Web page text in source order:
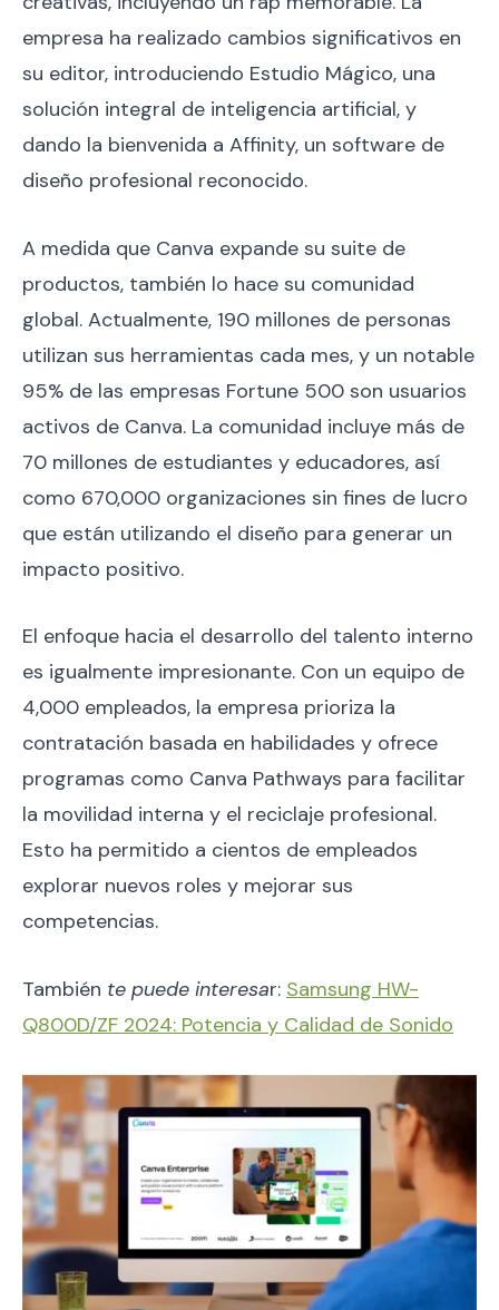
empresa ha realizado cambios significativos en
su editor, introduciendo Estudio Mágico, una
solución integral de inteligencia artificial, y
dando la bienvenida a Affinity, un software de
diseño profesional reconocido.
A medida que Canva expande su suite de
productos, también lo hace su comunidad
global. Actualmente, 190 millones de personas
utilizan sus herramientas cada mes, y un notable
95% de las empresas Fortune 500 son usuarios
activos de Canva. La comunidad incluye más de
70 millones de estudiantes y educadores, así
como 670,000 organizaciones sin fines de lucro
que están utilizando el diseño para generar un
impacto positivo.
El enfoque hacia el desarrollo del talento interno
es igualmente impresionante. Con un equipo de
4,000 empleados, la empresa prioriza la
contratación basada en habilidades y ofrece
programas como Canva Pathways para facilitar
la movilidad interna y el reciclaje profesional.
Esto ha permitido a cientos de empleados
explorar nuevos roles y mejorar sus
competencias.
También te puede interesar: Samsung HW-
Q800D/ZF 2024: Potencia y Calidad de Sonido